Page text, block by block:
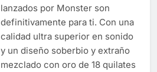
lanzados por Monster son
definitivamente para ti. Con una
calidad ultra superior en sonido
y un diseño soberbio y extraño
mezclado con oro de 18 quilates